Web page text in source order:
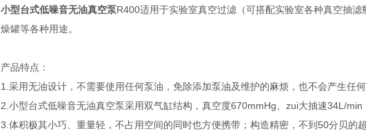
小型台式低噪音无油真空泵R400适用于实验室真空过滤（可搭配实验室各种真空抽
燥罐等各种用途。
产品特点：
1.采用无油设计，不需要使用任何泵油，免除添加泵油及维护的麻烦，也不会产生任
2.小型台式低噪音无油真空泵采用双气缸结构，真空度670mmHg、zui大抽速34L/
3.体积极其小巧、重量轻，不占用空间的同时也方便携带；构造精密，不到50分贝的